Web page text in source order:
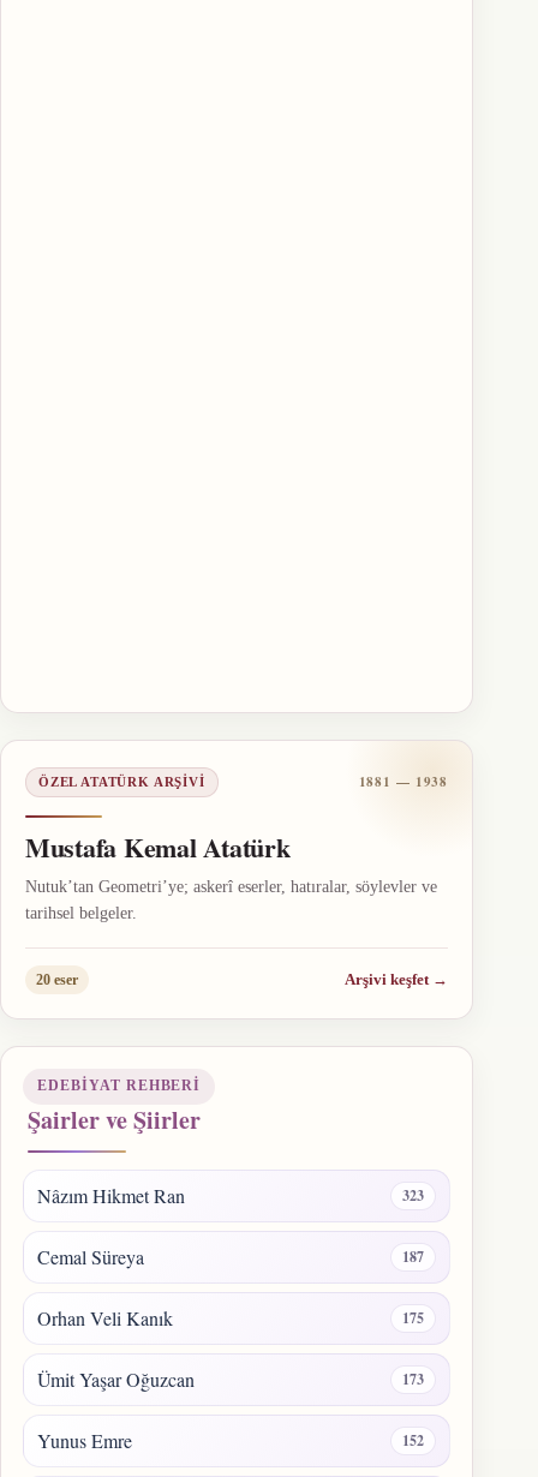
ÖZEL ATATÜRK ARŞIVI 1881 — 1938
Mustafa Kemal Atatürk
Nutuk’tan Geometri’ye; askerî eserler, hatıralar, söylevler ve
tarihsel belgeler.
20 eser Arşivi keşfet →
EDEBIYAT REHBERI
Şairler ve Şiirler
Nâzım Hikmet Ran 323
Cemal Süreya 187
Orhan Veli Kanık 175
Ümit Yaşar Oğuzcan 173
Yunus Emre 152